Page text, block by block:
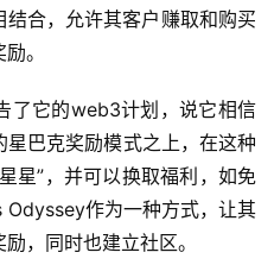
合，允许其客户赚取和购买
。
了它的web3计划，说它相信
巴克奖励模式之上，在这种
星”，并可以换取福利，如免
作为一种方式，让其
，同时也建立社区。